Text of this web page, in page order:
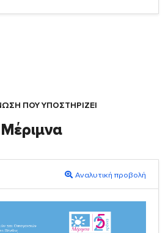
ΠΟΥ ΥΠΟΣΤΗΡΙΖΕΙ
Μέριμνα
Αναλυτική προβολή